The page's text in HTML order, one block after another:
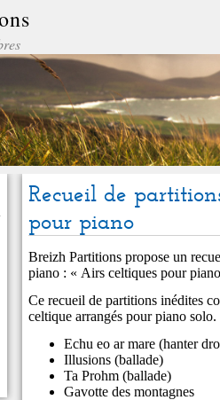
Recueil de
pour piano
Breizh Partitions propose un
piano : « Airs celtiques pour
Ce recueil de partitions inédites
celtique arrangés pour piano solo.
Echu eo ar mare (hanter
Illusions (ballade)
Ta Prohm (ballade)
Gavotte des montagnes